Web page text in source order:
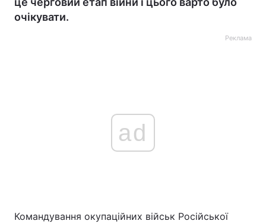
очікувати.
Реклама
ad
Командування окупаційних військ Російської